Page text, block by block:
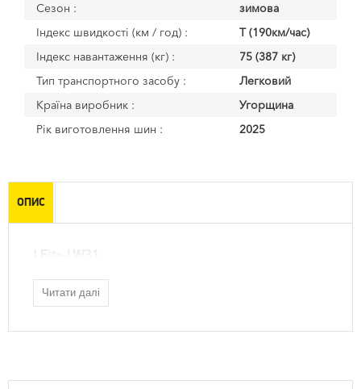
Сезон :
зимова
Індекс швидкості (км / год) :
T (190км/час)
Індекс навантаження (кг) :
75 (387 кг)
Тип транспортного засобу :
Легковий
Країна виробник :
Угорщина
Рік виготовлення шин :
2025
ОПИС
Читати далі